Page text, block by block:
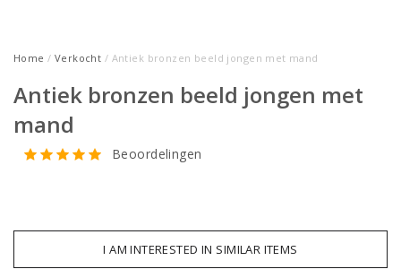
Home / Verkocht / Antiek bronzen beeld jongen met mand
Antiek bronzen beeld jongen met
mand
Beoordelingen
I AM INTERESTED IN SIMILAR ITEMS